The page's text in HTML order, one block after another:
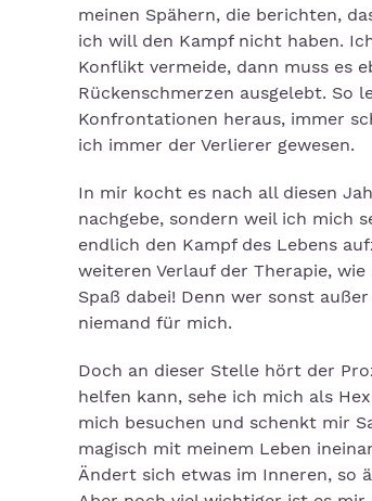
meinen Spähern, die berichten,
ich will den Kampf nicht haben.
Konflikt vermeide, dann muss es
Rückenschmerzen ausgelebt. So
Konfrontationen heraus, immer
ich immer der Verlierer gewesen.
In mir kocht es nach all diesen
nachgebe, sondern weil ich mich
endlich den Kampf des Lebens
weiteren Verlauf der Therapie,
Spaß dabei! Denn wer sonst
niemand für mich.
Doch an dieser Stelle hört der
helfen kann, sehe ich mich als
mich besuchen und schenkt mir
magisch mit meinem Leben
Ändert sich etwas im Inneren, so